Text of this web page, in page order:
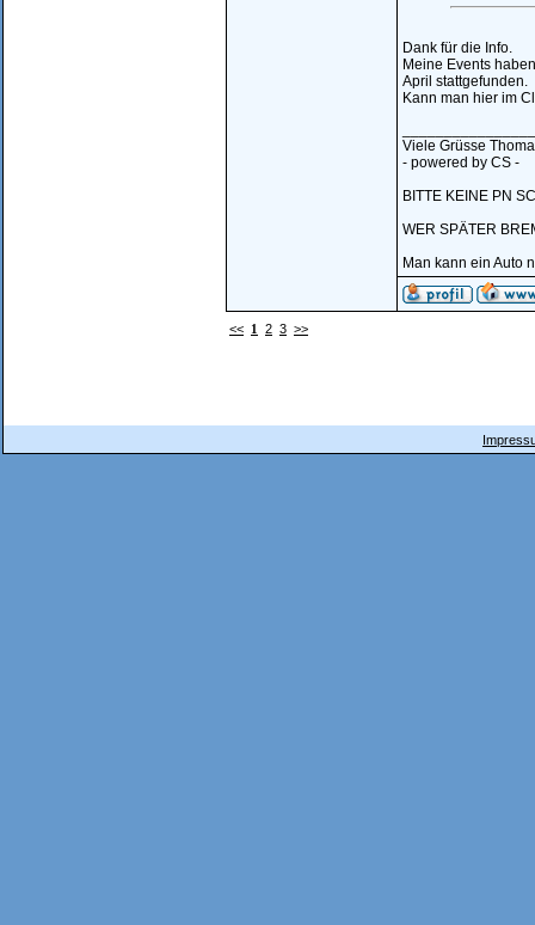
Dank für die Info.
Meine Events
April stattgefunden.
Kann man hier im
Viele Grüsse
- powered by CS -
BITTE KEINE PN
WER SPÄTER
Man kann ein Auto
<< 1 2 3 >>